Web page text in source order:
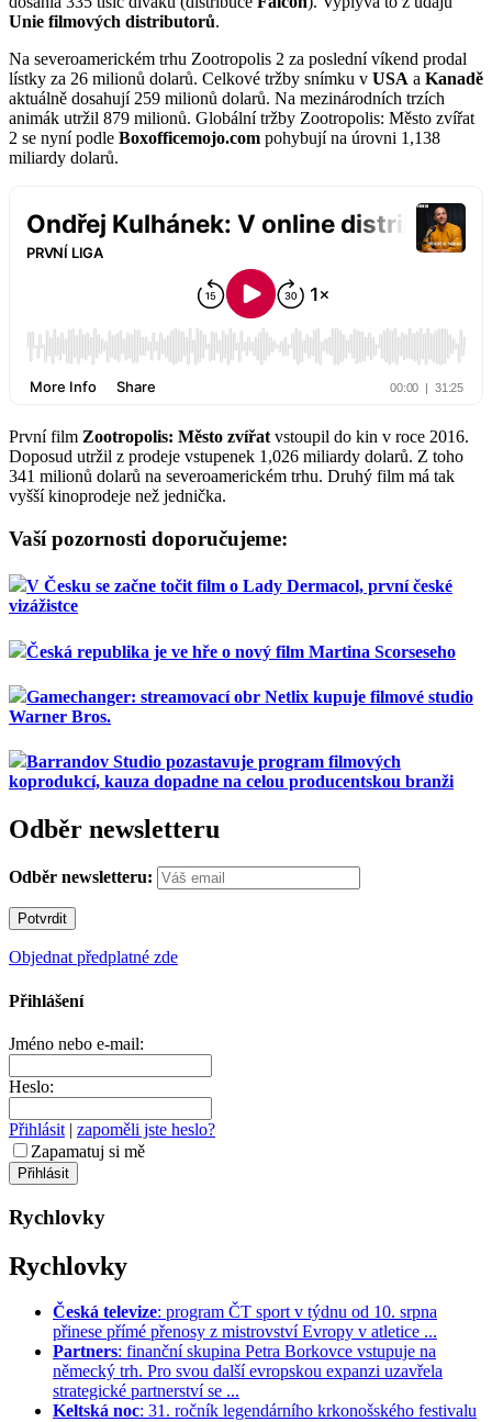
Unie filmových distributorů.
Na severoamerickém trhu Zootropolis 2 za poslední víkend prodal
lístky za 26 milionů dolarů. Celkové tržby snímku v USA a Kanadě
aktuálně dosahují 259 milionů dolarů. Na mezinárodních trzích
animák utržil 879 milionů. Globální tržby Zootropolis: Město zvířat
2 se nyní podle Boxofficemojo.com pohybují na úrovni 1,138
miliardy dolarů.
První film Zootropolis: Město zvířatvstoupil do kin v roce 2016.
Doposud utržil z prodeje vstupenek 1,026 miliardy dolarů. Z toho
341 milionů dolarů na severoamerickém trhu. Druhý film má tak
vyšší kinoprodeje než jednička.
Vaší pozornosti doporučujeme:
V Česku se začne točit film o Lady Dermacol, první české
vizážistce
Česká republika je ve hře o nový film Martina Scorseseho
Gamechanger: streamovací obr Netlix kupuje filmové studio
Warner Bros.
Barrandov Studio pozastavuje program filmových
koprodukcí, kauza dopadne na celou producentskou branži
Odběr newsletteru
Odběr newsletteru:
Objednat předplatné zde
Přihlášení
Jméno nebo e-mail:
Heslo:
Přihlásit | zapoměli jste heslo?
Zapamatuj si mě
Rychlovky
Rychlovky
Česká televize: program ČT sport v týdnu od 10. srpna
přinese přímé přenosy z mistrovství Evropy v atletice ...
Partners: finanční skupina Petra Borkovce vstupuje na
německý trh. Pro svou další evropskou expanzi uzavřela
strategické partnerství se ...
Keltská noc: 31. ročník legendárního krkonošského festivalu